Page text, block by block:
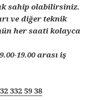
sahip olabilirsiniz.
ve diğer teknik
her saati kolayca
19.00 arası iş
332 59 38